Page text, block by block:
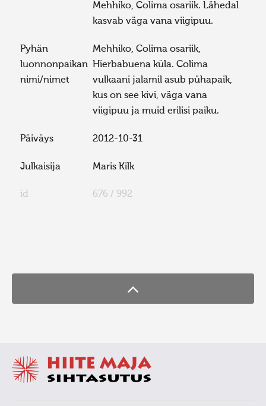
Mehhiko, Colima osariik. Lähedal
kasvab väga vana viigipuu.
Pyhän
luonnonpaikan
nimi/nimet
Mehhiko, Colima osariik,
Hierbabuena küla. Colima
vulkaani jalamil asub pühapaik,
kus on see kivi, väga vana
viigipuu ja muid erilisi paiku.
Päiväys 2012-10-31
Julkaisija Maris Kilk
id 676 / 992